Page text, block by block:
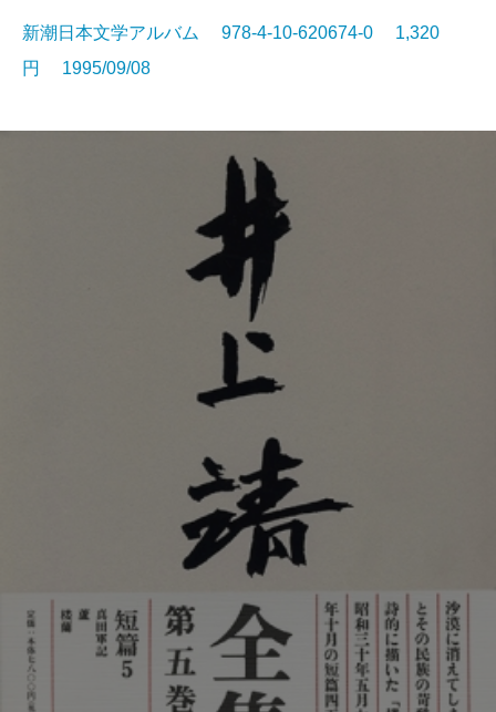
新潮日本文学アルバム 978-4-10-620674-0 1,320
円 1995/09/08